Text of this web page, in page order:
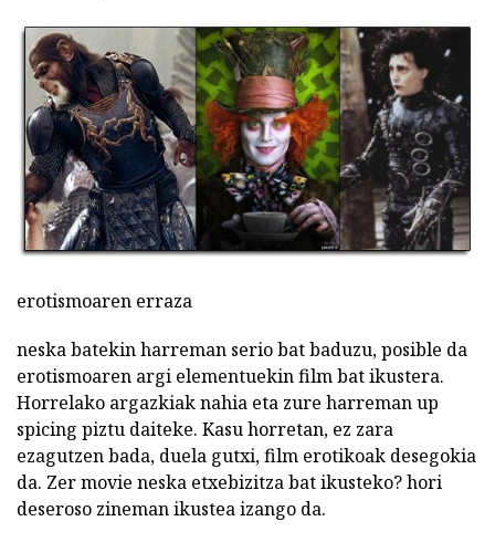
erotismoaren erraza
neska batekin harreman serio bat baduzu, posible da
erotismoaren argi elementuekin film bat ikustera.
Horrelako argazkiak nahia eta zure harreman up
spicing piztu daiteke. Kasu horretan, ez zara
ezagutzen bada, duela gutxi, film erotikoak desegokia
da. Zer movie neska etxebizitza bat ikusteko? hori
deseroso zineman ikustea izango da.